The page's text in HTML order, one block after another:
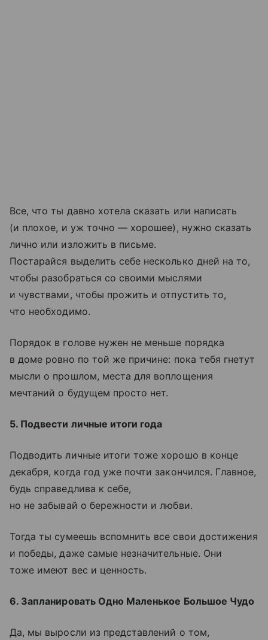
Все, что ты давно хотела сказать или написать
(и плохое, и уж точно — хорошее), нужно сказать
лично или изложить в письме.
Постарайся выделить себе несколько дней на то,
чтобы разобраться со своими мыслями
и чувствами, чтобы прожить и отпустить то,
что необходимо.
Порядок в голове нужен не меньше порядка
в доме ровно по той же причине: пока тебя гнетут
мысли о прошлом, места для воплощения
мечтаний о будущем просто нет.
5. Подвести личные итоги года
Подводить личные итоги тоже хорошо в конце
декабря, когда год уже почти закончился. Главное,
будь справедлива к себе,
но не забывай о бережности и любви.
Тогда ты сумеешь вспомнить все свои достижения
и победы, даже самые незначительные. Они
тоже имеют вес и ценность.
6. Запланировать Одно Маленькое Большое Чудо
Да, мы выросли из представлений о том,